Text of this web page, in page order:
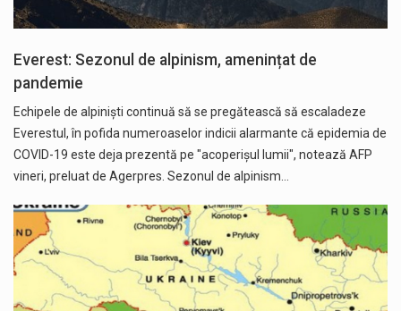
Everest: Sezonul de alpinism, amenințat de
pandemie
Echipele de alpinişti continuă să se pregătească să escaladeze
Everestul, în pofida numeroaselor indicii alarmante că epidemia de
COVID-19 este deja prezentă pe "acoperişul lumii", notează AFP
vineri, preluat de Agerpres. Sezonul de alpinism…